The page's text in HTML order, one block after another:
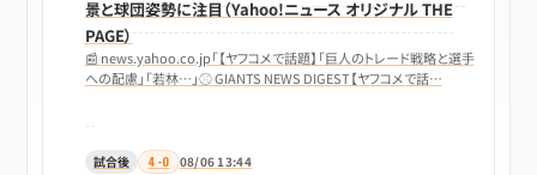
景と球団姿勢に注目（Yahoo!ニュース オリジナル THE
PAGE）
📰 news.yahoo.co.jp「【ヤフコメで話題】「巨人のトレード戦略と選手
への配慮」「若林…」⚾ GIANTS NEWS DIGEST【ヤフコメで話…
試合後 4-0 08/06 13:44